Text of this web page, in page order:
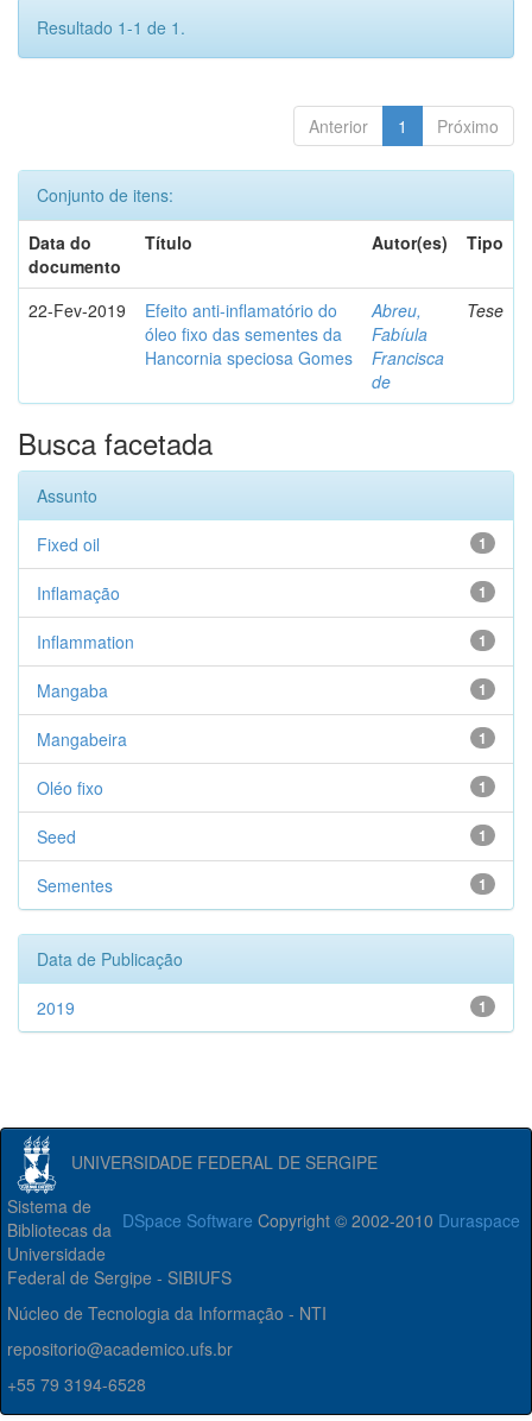
Resultado 1-1 de 1.
Anterior 1 Próximo
Conjunto de itens:
Data do
documento
Título Autor(es) Tipo
22-Fev-2019
Efeito anti-inflamatório do
óleo fixo das sementes da
Hancornia speciosa Gomes
Abreu,
Fabíula
Francisca
de
Tese
Busca facetada
Assunto
1
Fixed oil
1
Inflamação
1
Inflammation
1
Mangaba
1
Mangabeira
1
Oléo fixo
1
Seed
1
Sementes
Data de Publicação
1
2019
UNIVERSIDADE FEDERAL DE SERGIPE
DSpace Software Copyright © 2002-2010 Duraspace
Sistema de
Bibliotecas da
Universidade
Federal de Sergipe - SIBIUFS
Núcleo de Tecnologia da Informação - NTI
repositorio@academico.ufs.br
+55 79 3194-6528